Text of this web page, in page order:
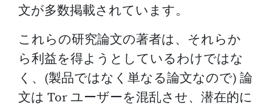
文が多数掲載されています。
これらの研究論文の著者は、それらか
ら利益を得ようとしているわけではな
く、(製品ではなく単なる論文なので) 論
文は Tor ユーザーを混乱させ、潜在的に